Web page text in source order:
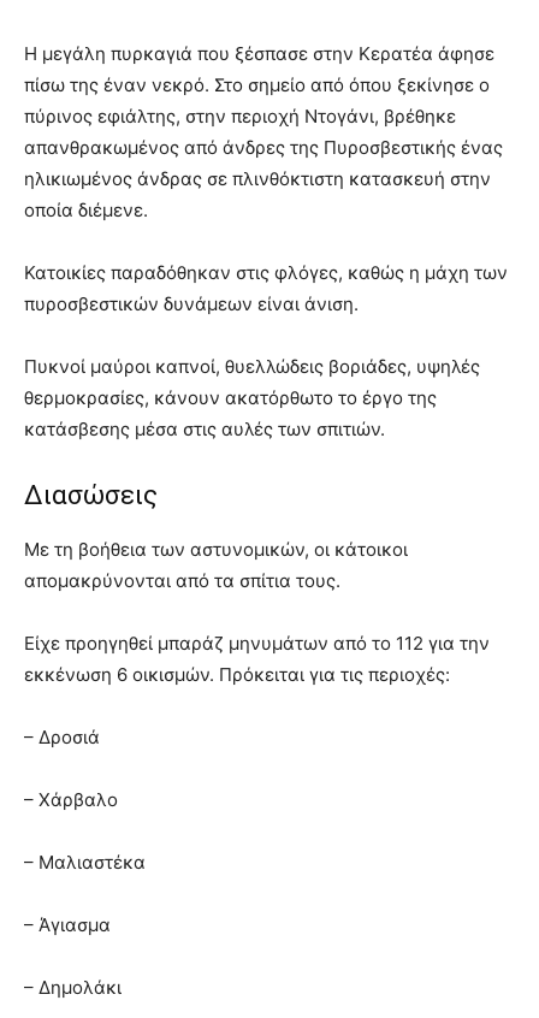
Η μεγάλη πυρκαγιά που ξέσπασε στην Κερατέα άφησε
πίσω της έναν νεκρό. Στο σημείο από όπου ξεκίνησε ο
πύρινος εφιάλτης, στην περιοχή Ντογάνι, βρέθηκε
απανθρακωμένος από άνδρες της Πυροσβεστικής ένας
ηλικιωμένος άνδρας σε πλινθόκτιστη κατασκευή στην
οποία διέμενε.
Κατοικίες παραδόθηκαν στις φλόγες, καθώς η μάχη των
πυροσβεστικών δυνάμεων είναι άνιση.
Πυκνοί μαύροι καπνοί, θυελλώδεις βοριάδες, υψηλές
θερμοκρασίες, κάνουν ακατόρθωτο το έργο της
κατάσβεσης μέσα στις αυλές των σπιτιών.
Διασώσεις
Με τη βοήθεια των αστυνομικών, οι κάτοικοι
απομακρύνονται από τα σπίτια τους.
Είχε προηγηθεί μπαράζ μηνυμάτων από το 112 για την
εκκένωση 6 οικισμών. Πρόκειται για τις περιοχές:
– Δροσιά
– Χάρβαλο
– Μαλιαστέκα
– Άγιασμα
– Δημολάκι